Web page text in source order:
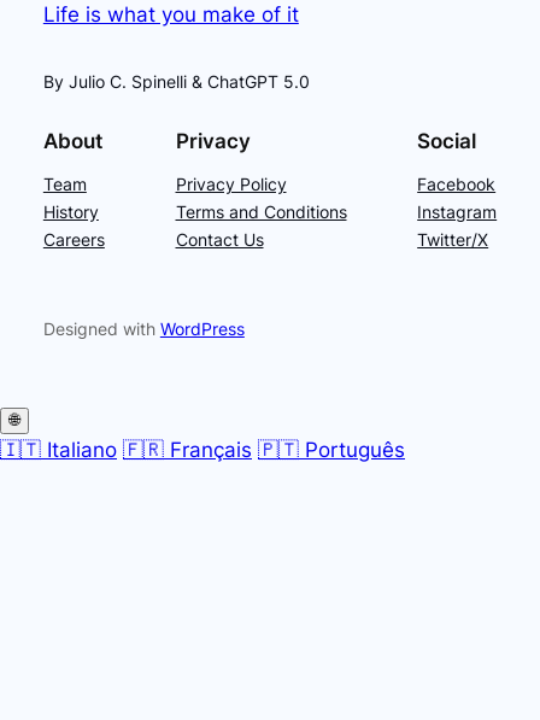
Life is what you make of it
By Julio C. Spinelli & ChatGPT 5.0
About
Team
History
Careers
Privacy
Privacy Policy
Terms and Conditions
Contact Us
Social
Facebook
Instagram
Twitter/X
Designed with WordPress
🌐
🇮🇹 Italiano 🇫🇷 Français 🇵🇹 Português